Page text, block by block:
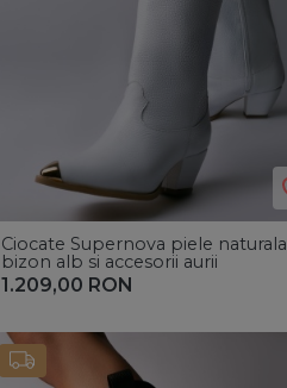
Ciocate Supernova piele naturala
bizon alb si accesorii aurii
1.209,00 RON